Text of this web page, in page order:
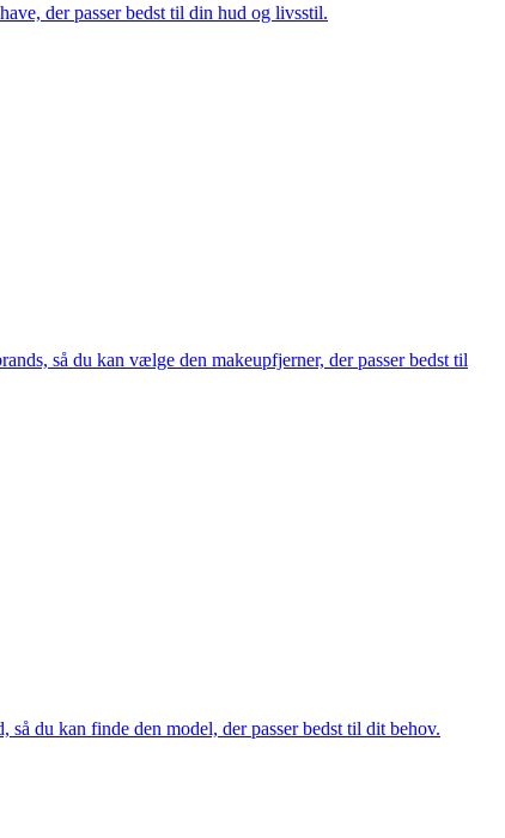
der passer bedst til din hud og livsstil.
så du kan vælge den makeupfjerner, der passer bedst til
du kan finde den model, der passer bedst til dit behov.